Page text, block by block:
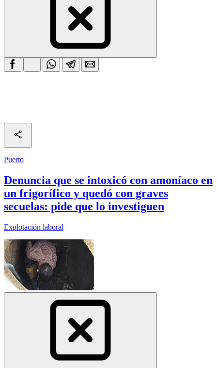
Puerto
Denuncia que se intoxicó con amoníaco en
un frigorífico y quedó con graves
secuelas: pide que lo investiguen
Explotación laboral